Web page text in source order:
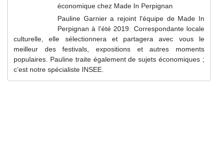
économique chez Made In Perpignan
Pauline Garnier a rejoint l'équipe de Made In
Perpignan à l’été 2019. Correspondante locale
culturelle, elle sélectionnera et partagera avec vous le
meilleur des festivals, expositions et autres moments
populaires. Pauline traite également de sujets économiques ;
c’est notre spécialiste INSEE.